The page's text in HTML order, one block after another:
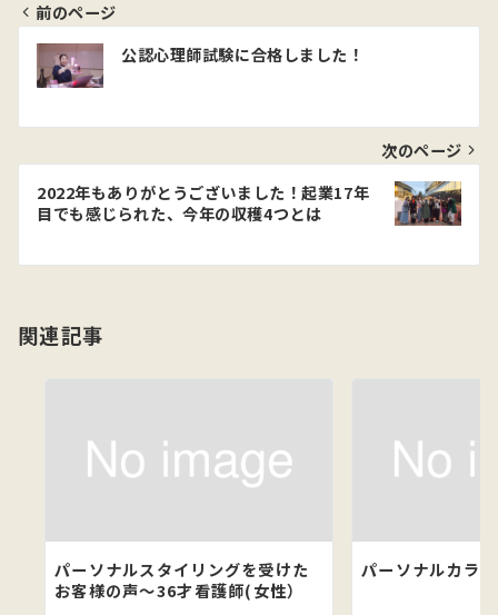
投
稿
ナ
ビ
ゲ
ー
シ
ン
前のページ
公認心理師試験に合格しました！
次のページ
2022年もありがとうございました！起業17年
目でも感じられた、今年の収穫4つとは
関連記事
パーソナルスタイリングを受けた
お客様の声～36才看護師(女性）
パーソナルカラ